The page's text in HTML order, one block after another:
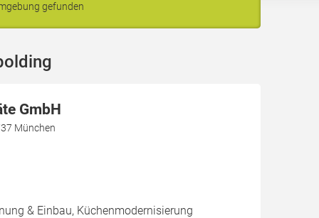
gefunden
GmbH
München
& Einbau, Küchenmodernisierung